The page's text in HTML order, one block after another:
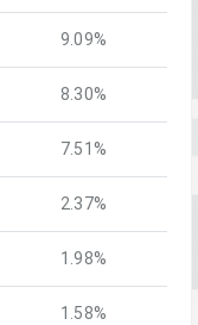
9.09%
8.30%
7.51%
2.37%
1.98%
1.58%